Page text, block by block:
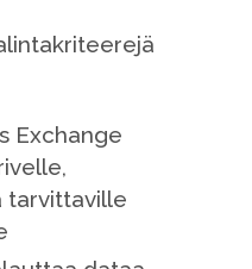
Exchange
tarvittaville